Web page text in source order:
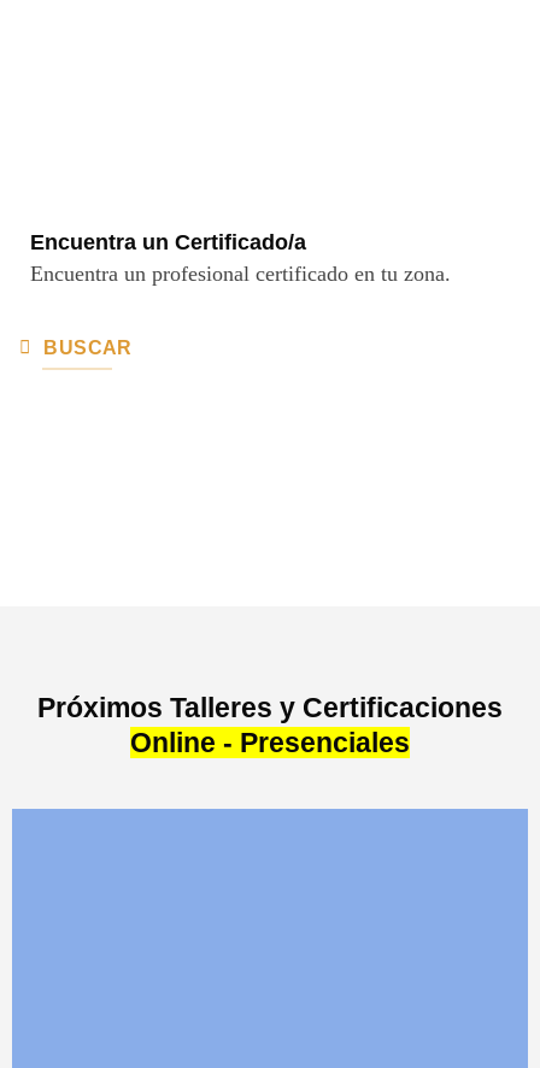
Encuentra un Certificado/a
Encuentra un profesional certificado en tu zona.
BUSCAR
Próximos Talleres y Certificaciones
Online - Presenciales